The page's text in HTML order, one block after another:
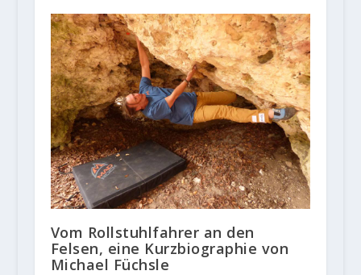
Vom Rollstuhlfahrer an den
Felsen, eine Kurzbiographie von
Michael Füchsle